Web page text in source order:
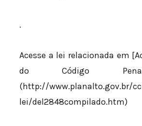
.
Acesse a lei relacionada em
do Código
(http://www.planalto.gov.br/
lei/del2848compilado.htm)